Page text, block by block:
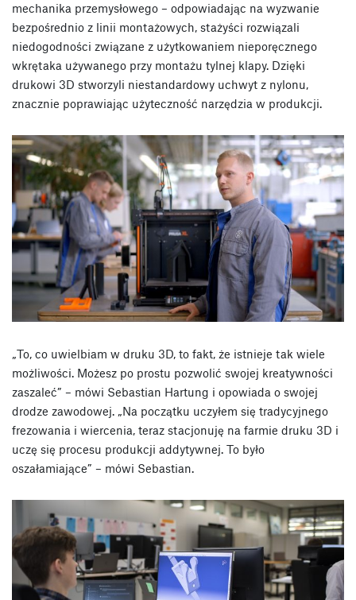
mechanika przemysłowego – odpowiadając na wyzwanie
bezpośrednio z linii montażowych, stażyści rozwiązali
niedogodności związane z użytkowaniem nieporęcznego
wkrętaka używanego przy montażu tylnej klapy. Dzięki
drukowi 3D stworzyli niestandardowy uchwyt z nylonu,
znacznie poprawiając użyteczność narzędzia w produkcji.
„To, co uwielbiam w druku 3D, to fakt, że istnieje tak wiele
możliwości. Możesz po prostu pozwolić swojej kreatywności
zaszaleć” – mówi Sebastian Hartung i opowiada o swojej
drodze zawodowej. „Na początku uczyłem się tradycyjnego
frezowania i wiercenia, teraz stacjonuję na farmie druku 3D i
uczę się procesu produkcji addytywnej. To było
oszałamiające” – mówi Sebastian.